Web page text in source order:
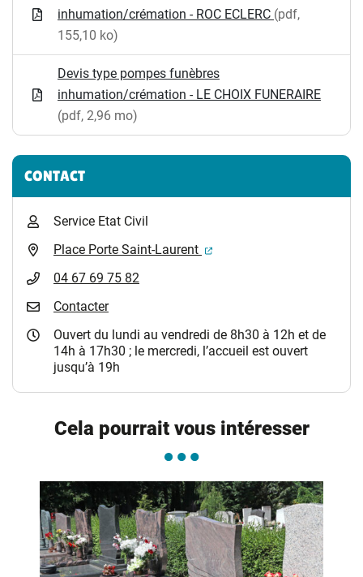
inhumation/crémation - ROC ECLERC (pdf,
155,10 ko)
Devis type pompes funèbres
inhumation/crémation - LE CHOIX FUNERAIRE
(pdf, 2,96 mo)
CONTACT
Service Etat Civil
Place Porte Saint-Laurent
(ouverture dans un
04 67 69 75 82
Contacter
Ouvert du lundi au vendredi de 8h30 à 12h et de
14h à 17h30 ; le mercredi, l’accueil est ouvert
jusqu’à 19h
Cela pourrait vous intéresser